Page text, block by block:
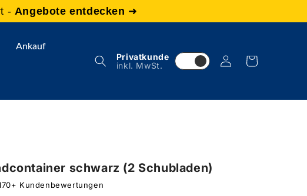
- Angebote entdecken ➜
Ankauf
Privatkunde
inkl. MwSt.
EinloggenWarenkorb
schwarz (2 Schubladen)
Kundenbewertungen